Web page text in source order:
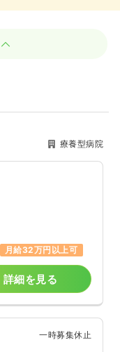
療養型病院
月給32万円以上可
詳細を見る
一時募集休止